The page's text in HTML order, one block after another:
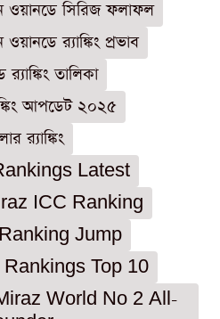
ওয়ানডে সিরিজ ফলাফল
র‍্যাঙ্কিং প্রভাব
তালিকা
আপডেট ২০২৫
র‍্যাঙ্কিং
Latest
ICC Ranking
Jump
Top 10
World No 2 All-